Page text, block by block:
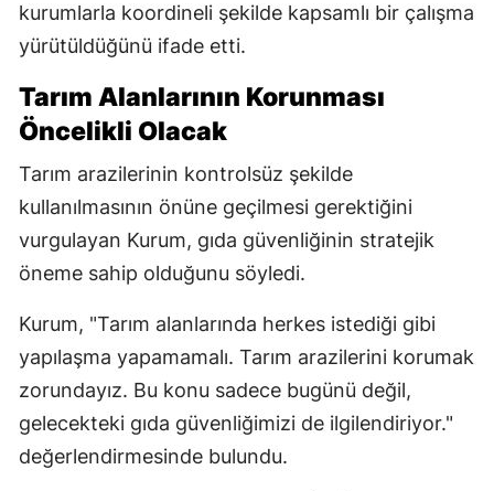
kurumlarla koordineli şekilde kapsamlı bir çalışma
yürütüldüğünü ifade etti.
Tarım Alanlarının Korunması
Öncelikli Olacak
Tarım arazilerinin kontrolsüz şekilde
kullanılmasının önüne geçilmesi gerektiğini
vurgulayan Kurum, gıda güvenliğinin stratejik
öneme sahip olduğunu söyledi.
Kurum, "Tarım alanlarında herkes istediği gibi
yapılaşma yapamamalı. Tarım arazilerini korumak
zorundayız. Bu konu sadece bugünü değil,
gelecekteki gıda güvenliğimizi de ilgilendiriyor."
değerlendirmesinde bulundu.